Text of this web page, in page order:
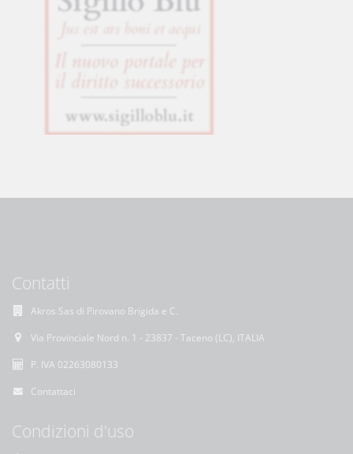
Contatti
Akros Sas di Pirovano Brigida e C.
Via Provinciale Nord n. 1 - 23837 - Taceno (LC), ITALIA
P. IVA 02263080133
Contattaci
Condizioni d'uso